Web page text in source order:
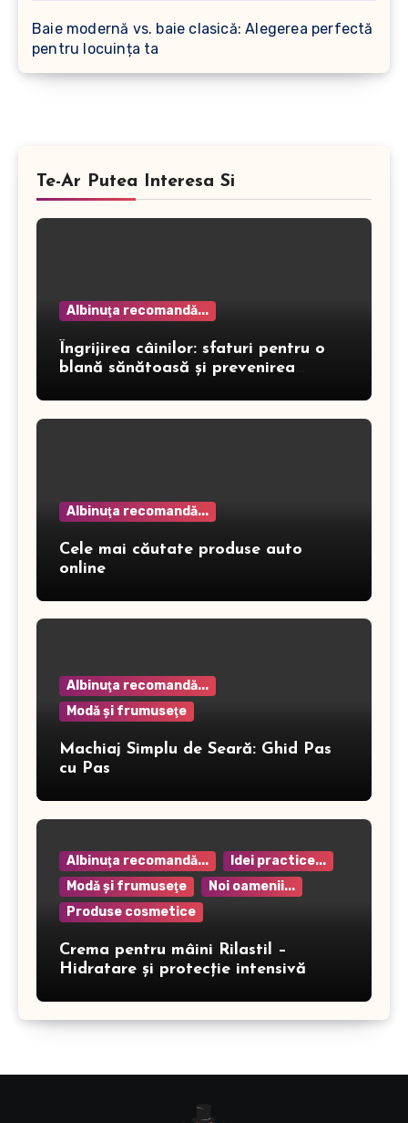
Baie modernă vs. baie clasică: Alegerea perfectă
pentru locuința ta
Te-Ar Putea Interesa Si
Albinuţa recomandă...
Îngrijirea câinilor: sfaturi pentru o
blană sănătoasă și prevenirea
Albinuţa recomandă...
Cele mai căutate produse auto
online
Albinuţa recomandă...
Modă şi frumuseţe
Machiaj Simplu de Seară: Ghid Pas
cu Pas
Albinuţa recomandă...
Idei practice...
Modă şi frumuseţe
Noi oamenii...
Produse cosmetice
Crema pentru mâini Rilastil –
Hidratare și protecție intensivă